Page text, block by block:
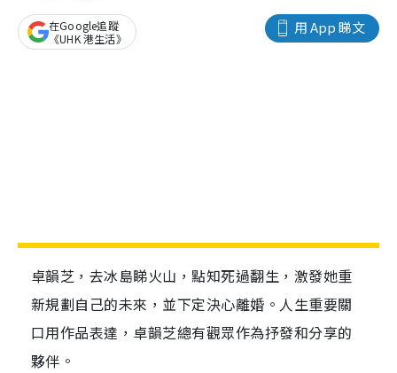
用 App 睇文
在Google追蹤
《UHK 港生活》
卓韻芝，去冰島睇火山，點知死過翻生，激發她重
新規劃自己的未來，並下定決心離婚。人生重要關
口用作品表達，卓韻芝總有觀眾作為抒發和分享的
夥伴。